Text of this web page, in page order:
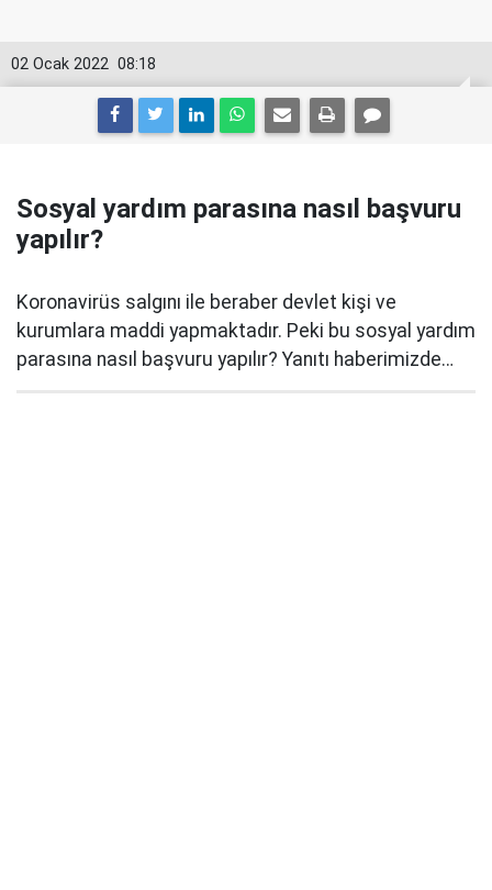
08:18
02 Ocak 2022
Sosyal yardım parasına nasıl başvuru
yapılır?
Koronavirüs salgını ile beraber devlet kişi ve
kurumlara maddi yapmaktadır. Peki bu sosyal yardım
parasına nasıl başvuru yapılır? Yanıtı haberimizde…